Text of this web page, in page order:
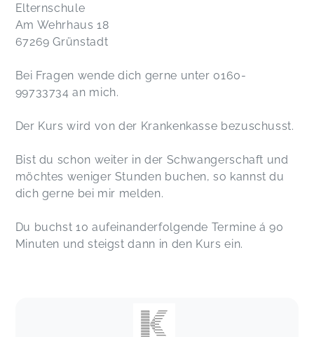
Elternschule
Am Wehrhaus 18
67269 Grünstadt
Bei Fragen wende dich gerne unter 0160-
99733734 an mich.
Der Kurs wird von der Krankenkasse bezuschusst.
Bist du schon weiter in der Schwangerschaft und
möchtes weniger Stunden buchen, so kannst du
dich gerne bei mir melden.
Du buchst 10 aufeinanderfolgende Termine á 90
Minuten und steigst dann in den Kurs ein.